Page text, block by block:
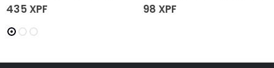
435 XPF 98 XPF